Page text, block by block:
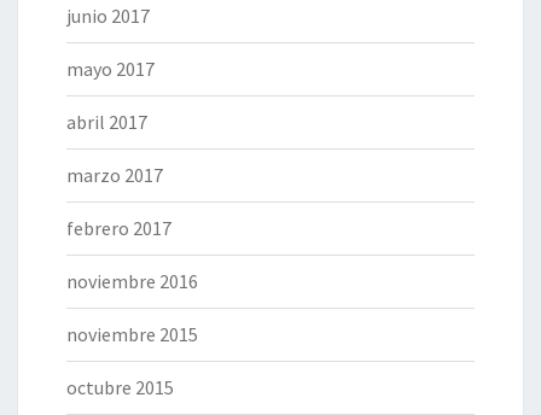
junio 2017
mayo 2017
abril 2017
marzo 2017
febrero 2017
noviembre 2016
noviembre 2015
octubre 2015